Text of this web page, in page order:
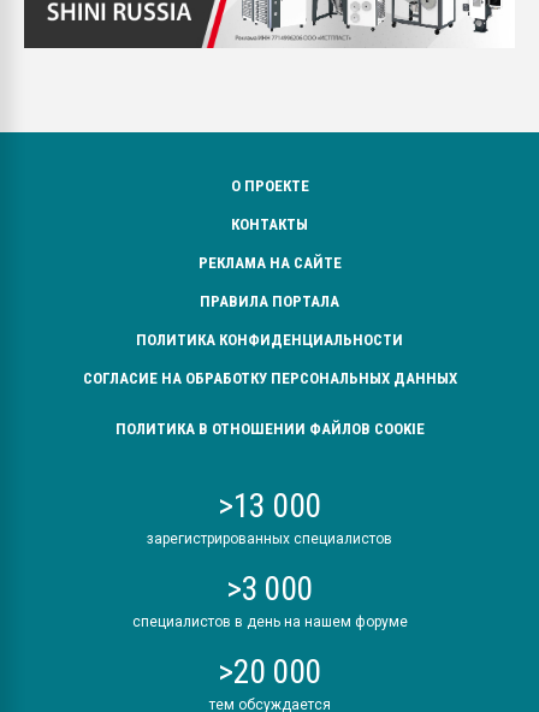
О ПРОЕКТЕ
КОНТАКТЫ
РЕКЛАМА НА САЙТЕ
ПРАВИЛА ПОРТАЛА
ПОЛИТИКА КОНФИДЕНЦИАЛЬНОСТИ
СОГЛАСИЕ НА ОБРАБОТКУ ПЕРСОНАЛЬНЫХ ДАННЫХ
ПОЛИТИКА В ОТНОШЕНИИ ФАЙЛОВ COOKIE
>13 000
зарегистрированных специалистов
>3 000
специалистов в день на нашем форуме
>20 000
тем обсуждается